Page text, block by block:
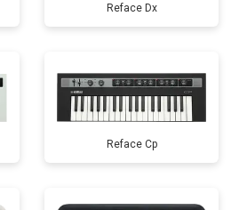
Reface Dx
Reface Cp